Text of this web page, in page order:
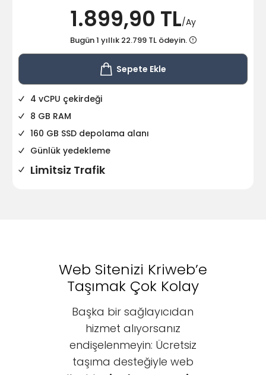
1.899,90 TL/Ay
Bugün 1 yıllık 22.799 TL ödeyin.
Sepete Ekle
4 vCPU çekirdeği
8 GB RAM
160 GB SSD depolama alanı
Günlük yedekleme
Limitsiz Trafik
Web Sitenizi Kriweb’e
Taşımak Çok Kolay
Başka bir sağlayıcıdan
hizmet alıyorsanız
endişelenmeyin: Ücretsiz
taşıma desteğiyle web